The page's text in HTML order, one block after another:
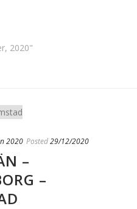
2020"
2020 Posted29/12/2020
–
–